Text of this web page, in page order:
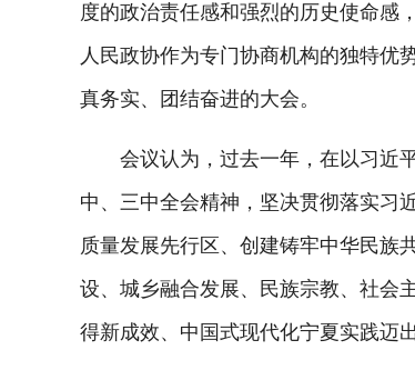
度的政治责任感和强烈的历史使命感
人民政协作为专门协商机构的独特优
真务实、团结奋进的大会。
会议认为，过去一年，在以习近平
中、三中全会精神，坚决贯彻落实习
质量发展先行区、创建铸牢中华民族
设、城乡融合发展、民族宗教、社会
得新成效、中国式现代化宁夏实践迈